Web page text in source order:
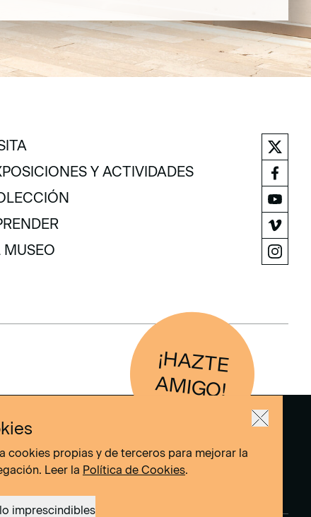
Y ACTIVIDADES
Y ACTIVIDADES
MUSEO
¡H
AZTE
AM
IG
O
!
cookies propias y de terceros para mejorar la
Leer la Política de Cookies.
imprescindibles